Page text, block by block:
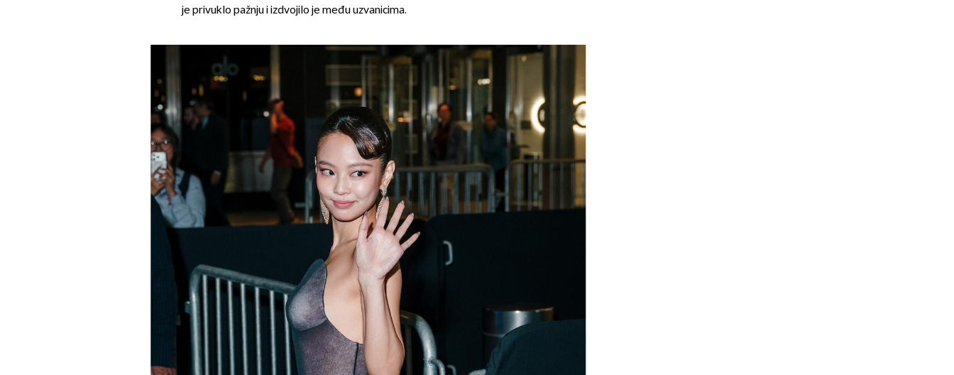
je privuklo pažnju i izdvojilo je među uzvanicima.
OMOGUĆI OBAVIJESTI